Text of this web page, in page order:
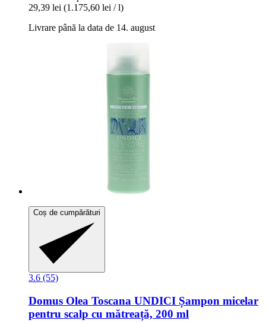
29,39 lei (1.175,60 lei / l)
Livrare până la data de 14. august
Coș de cumpărături
3.6 (55)
Domus Olea Toscana UNDICI Șampon micelar
pentru scalp cu mătreață, 200 ml